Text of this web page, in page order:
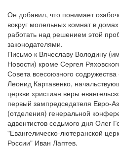
Он добавил, что понимает
вокруг молельных комнат в
работать над решением этой
законодателями.
Письмо к Вячеславу Володину
Новости) кроме Сергея
Совета всесоюзного содружества
Леонид Картавенко,
церкви христиан веры
первый зампредседателя Евро-
(отделения) генеральной
адвентистов седьмого дня Олег
"Евангелическо-лютеранской
России" Иван Лаптев.